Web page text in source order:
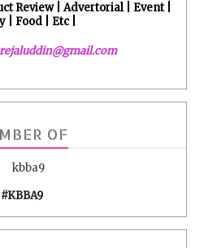
Review | Advertorial | Event |
| Food | Etc |
OF
#KBBA9